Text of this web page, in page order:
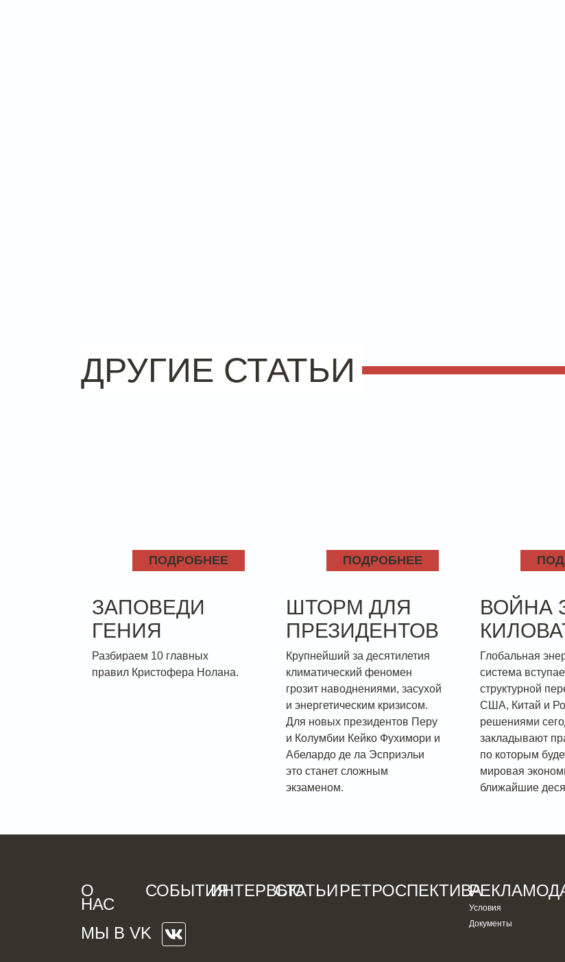
ДРУГИЕ СТАТЬИ
ПОДРОБНЕЕ
ЗАПОВЕДИ
ГЕНИЯ
Разбираем 10 главных
правил Кристофера Нолана.
ПОДРОБНЕЕ
ШТОРМ ДЛЯ
ПРЕЗИДЕНТОВ
Крупнейший за десятилетия
климатический феномен
грозит наводнениями, засухой
и энергетическим кризисом.
Для новых президентов Перу
и Колумбии Кейко Фухимори и
Абелардо де ла Эсприэльи
это станет сложным
экзаменом.
ВОЙНА
Глобальная
система
структурной
США, Китай и
решениями
закладывают
по которым
мировая
ближайшие
О
НАС
СОБЫТИЯИНТЕРВЬЮСТАТЬИРЕТРОСПЕКТИВА
МЫ В VK
Условия
Документы